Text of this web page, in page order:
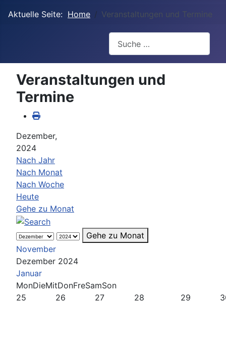
Aktuelle Seite: Home Veranstaltungen und Termine
Veranstaltungen und
Termine
Dezember,
2024
Nach Jahr
Nach Monat
Nach Woche
Heute
Gehe zu Monat
Gehe zu Monat
November
Dezember 2024
Januar
MonDieMitDonFreSamSon
25
26 27 28 29